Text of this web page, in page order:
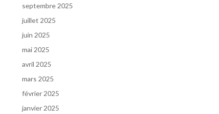
septembre 2025
juillet 2025
juin 2025
mai 2025
avril 2025
mars 2025
février 2025
janvier 2025